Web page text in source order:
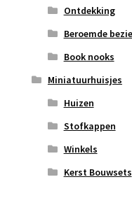
Ontdekking
Beroemde
Book nooks
Miniatuurhuisjes
Huizen
Stofkappen
Winkels
Kerst Bouwsets